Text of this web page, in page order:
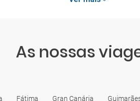
As nossas
Fátima Gran Canária